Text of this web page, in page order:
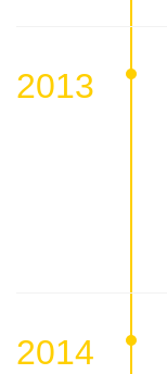
2013
2014